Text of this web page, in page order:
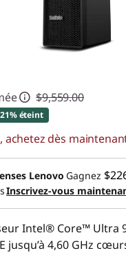
$9,559.00
21% éteint
instantanées :-
achetez dès
Lenovo Gagnez
Inscrivez-vous
Intel® Core™ Ultra
jusqu’à 4,60 GHz